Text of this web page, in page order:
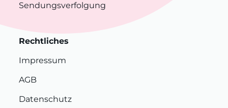
Sendungsverfolgung
Rechtliches
Impressum
AGB
Datenschutz